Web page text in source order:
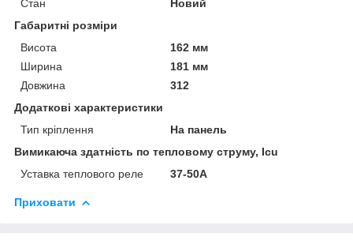
Стан
Новий
Габаритні розміри
Висота
162 мм
Ширина
181 мм
Довжина
312
Додаткові характеристики
Тип кріплення
На панель
Вимикаюча здатність по тепловому струму, Icu
Уставка теплового реле
37-50А
Приховати